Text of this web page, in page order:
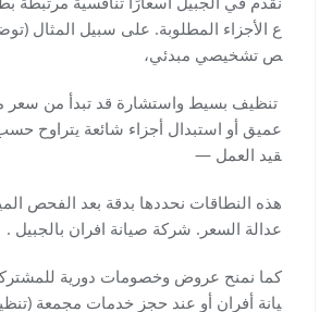
ع الأجزاء المطلوبة. على سبيل المثال
ص تشخيصي مبدئي،
تنظيف بسيط واستشارة قد تبدأ من سعر
عميق أو استبدال أجزاء شائعة يتراوح حسب
قيد العمل —
هذه النطاقات نحددها بدقة بعد الفحص
عدالة السعر. شركة صيانة افران بالجبيل .
كما نمنح عروض وخصومات دورية
يانة أفران أو عند حجز خدمات مجمعة